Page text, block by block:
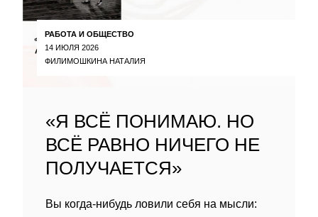
РАБОТА И ОБЩЕСТВО
14 ИЮЛЯ 2026
ФИЛИМОШКИНА НАТАЛИЯ
«Я ВСЁ ПОНИМАЮ. НО
ВСЁ РАВНО НИЧЕГО НЕ
ПОЛУЧАЕТСЯ»
Вы когда-нибудь ловили себя на мысли: